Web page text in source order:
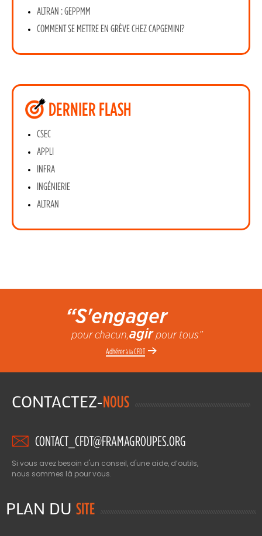
ALTRAN : GEPPMM
COMMENT SE METTRE EN GRÈVE CHEZ CAPGEMINI?
DERNIER FLASH
CSEC
APPLI
INFRA
INGÉNIERIE
ALTRAN
“S'engager
pour chacun,agirpour tous”
Adhérerà laCFDT
CONTACTEZ-NOUS
CONTACT_CFDT@FRAMAGROUPES.ORG
Si vous avez besoin d'un conseil, d'une aide, d’outils,
nous sommes là pour vous.
PLAN DU SITE